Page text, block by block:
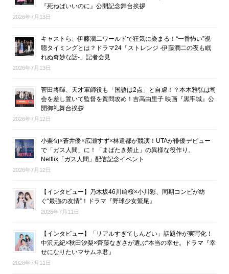
『死ねばいいのに』公開記念舞台挨拶
2026年7月13日
キャストら、伊藤潤二ワールドで狂気に染まる！“一番怖い”視
聴タイミングとは？ドラマ24「ストレンジ -伊藤潤二の夜も眠
れぬ奇妙な話-」記者会見
2026年7月13日
菅田将暉、天才軍師役も「国語は2点」と自虐！？本木雅弘は司
会を差し置いて監督を質問攻め！吉高由里子 映画『黒牢城』公
開御礼舞台挨拶
2026年7月12日
小栗旬×蒼井優×広瀬すず×林遣都が競演！UTAが俳優デビュー
で「ガス人間」に！「まばたき禁止」の異様な役作り。
Netflix「ガス人間」配信記念イベント
2026年7月12日
【インタビュー】乃木坂46川﨑桜×小川彩、同期コンビが紡
ぐ“最強の友情”！ドラマ『野球少女鷲尾』
2026年7月11日
【インタビュー】「リアルすぎてしんどい」話題作が実写化！
中沢元紀×秋田汐梨×齊藤なぎさが選ぶ“本当の幸せ。ドラマ『幸
せになりたいマサムネ君』
2026年7月11日